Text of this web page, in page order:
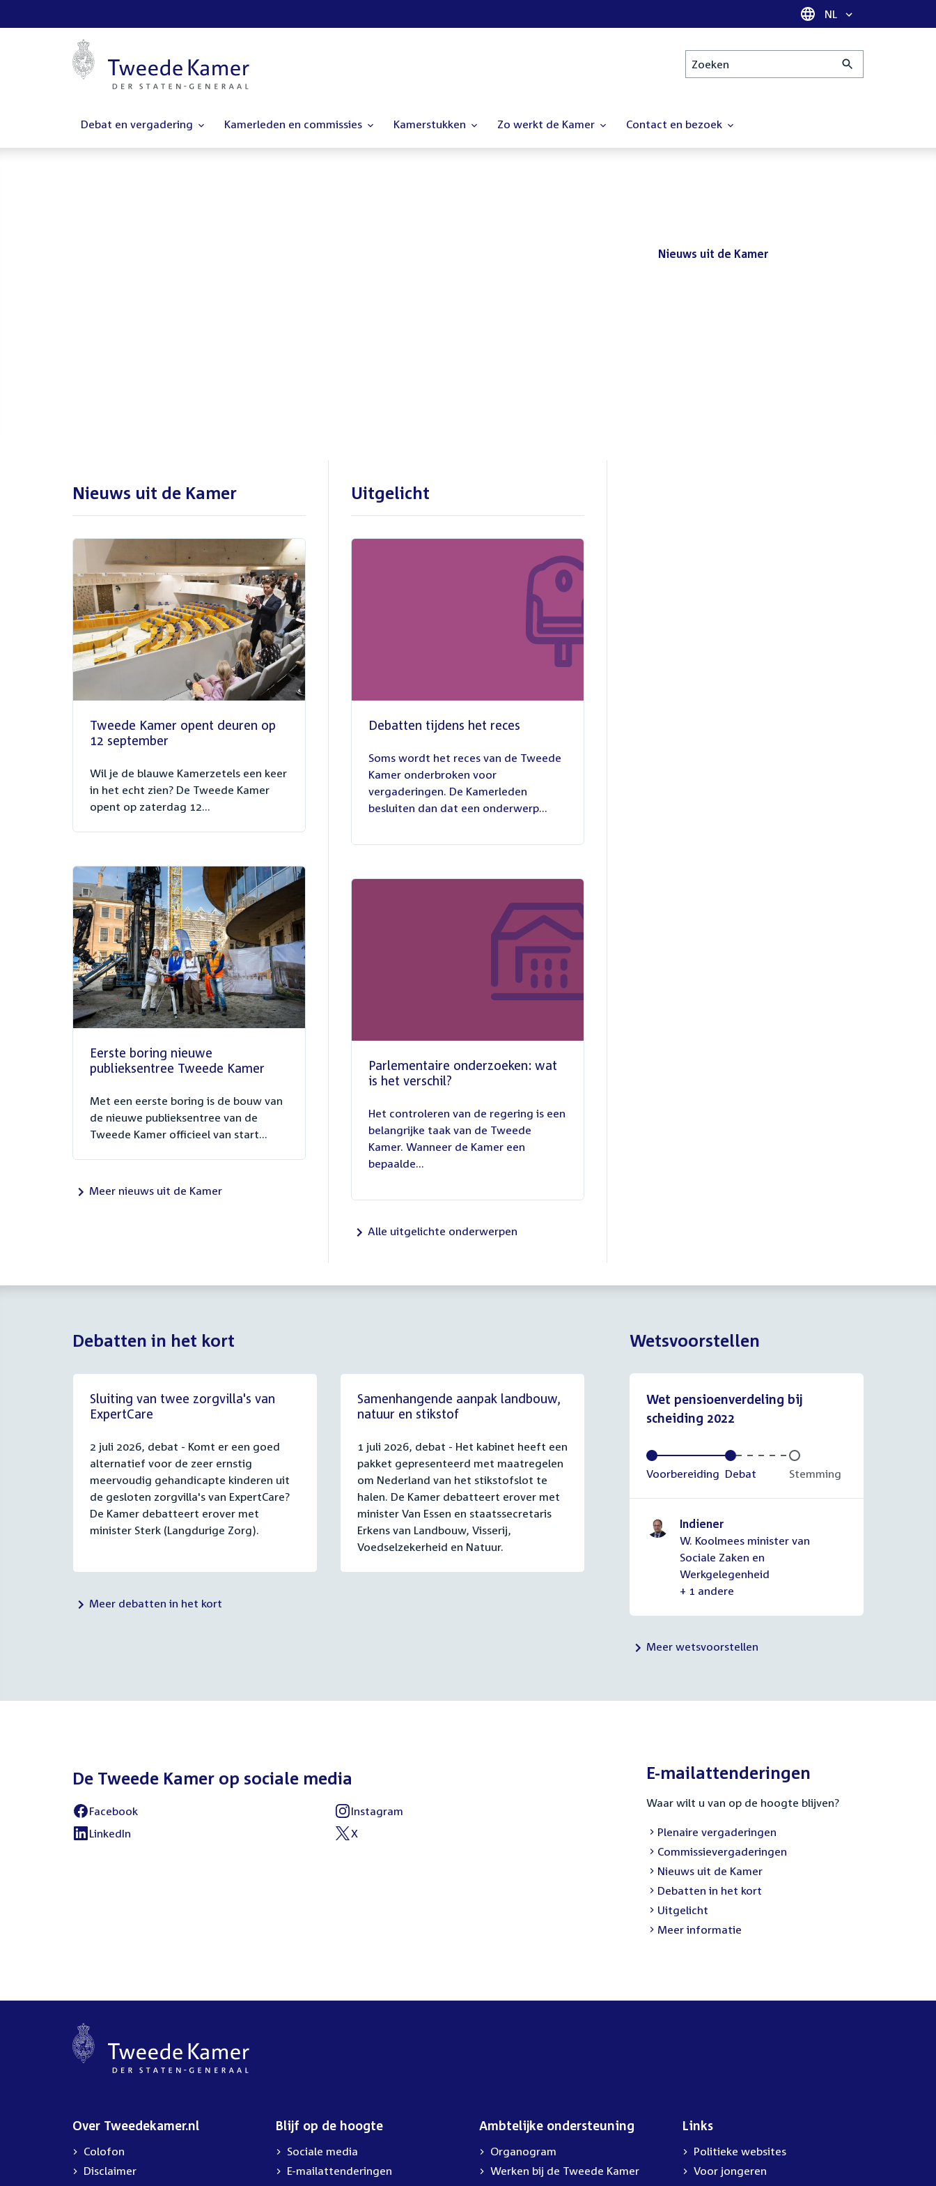
Taal selectie
NL
Zoeken
Debat en vergadering Kamerleden en commissies Kamerstukken Zo werkt de Kamer Contact en bezoek
Nieuws uit de Kamer
Nieuws uit de Kamer
Tweede Kamer opent deuren op
12 september
Wil je de blauwe Kamerzetels een keer
in het echt zien? De Tweede Kamer
opent op zaterdag 12...
Eerste boring nieuwe
publieksentree Tweede Kamer
Met een eerste boring is de bouw van
de nieuwe publieksentree van de
Tweede Kamer officieel van start...
Meer nieuws uit de Kamer
Uitgelicht
Debatten tijdens het reces
juli
2026
Soms wordt het reces van de Tweede
Kamer onderbroken voor
vergaderingen. De Kamerleden
besluiten dan dat een onderwerp...
Parlementaire onderzoeken: wat
is het verschil?
juli
2026
Het controleren van de regering is een
belangrijke taak van de Tweede
Kamer. Wanneer de Kamer een
bepaalde...
Alle uitgelichte onderwerpen
Debatten in het kort
Sluiting van twee zorgvilla's van
ExpertCare
2 juli 2026, debat - Komt er een goed
alternatief voor de zeer ernstig
meervoudig gehandicapte kinderen uit
de gesloten zorgvilla's van ExpertCare?
De Kamer debatteert erover met
minister Sterk (Langdurige Zorg).
Samenhangende aanpak landbouw,
natuur en stikstof
1 juli 2026, debat - Het kabinet heeft een
pakket gepresenteerd met maatregelen
om Nederland van het stikstofslot te
halen. De Kamer debatteert erover met
minister Van Essen en staatssecretaris
Erkens van Landbouw, Visserij,
Voedselzekerheid en Natuur.
Meer debatten in het kort
Wetsvoorstellen
Wet pensioenverdeling bij
scheiding 2022
Voltooid:
Voorbereiding Voltooid:
Debat Onvoltooid:
Stemming
Indiener
W. Koolmees minister van
Sociale Zaken en
Werkgelegenheid
+ 1 andere
Meer wetsvoorstellen
De Tweede Kamer op sociale media
Facebook
Instagram
LinkedIn
X
E-mailattenderingen
Waar wilt u van op de hoogte blijven?
Plenaire vergaderingen
Commissievergaderingen
Nieuws uit de Kamer
Debatten in het kort
Uitgelicht
Meer informatie
Over Tweedekamer.nl
Colofon
Disclaimer
Blijf op de hoogte
Sociale media
E-mailattenderingen
Ambtelijke ondersteuning
Organogram
Werken bij de Tweede Kamer
Links
Politieke websites
Voor jongeren